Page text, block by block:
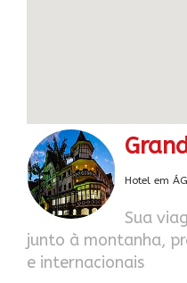
Hotel em
Sua
junto à montanha,
e internacionais